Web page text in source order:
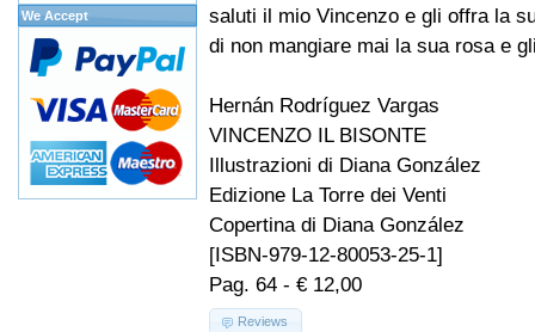
saluti il mio Vincenzo e gli offra la
di non mangiare mai la sua rosa e
Hernán Rodríguez Vargas
VINCENZO IL BISONTE
Illustrazioni di Diana González
Edizione La Torre dei Venti
Copertina di Diana González
[ISBN-979-12-80053-25-1]
Pag. 64 - € 12,00
Reviews
We Accept